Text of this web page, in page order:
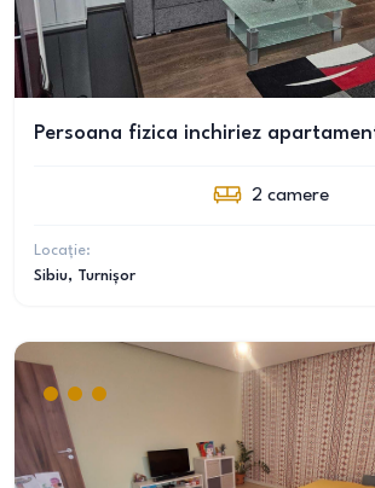
Persoana fizica inchiriez
2 camere
Locație:
Sibiu, Turnișor